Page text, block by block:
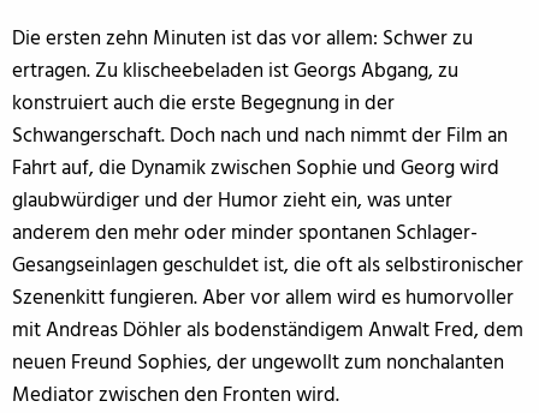
Die ersten zehn Minuten ist das vor allem: Schwer zu
ertragen. Zu klischeebeladen ist Georgs Abgang, zu
konstruiert auch die erste Begegnung in der
Schwangerschaft. Doch nach und nach nimmt der Film an
Fahrt auf, die Dynamik zwischen Sophie und Georg wird
glaubwürdiger und der Humor zieht ein, was unter
anderem den mehr oder minder spontanen Schlager-
Gesangseinlagen geschuldet ist, die oft als selbstironischer
Szenenkitt fungieren. Aber vor allem wird es humorvoller
mit Andreas Döhler als bodenständigem Anwalt Fred, dem
neuen Freund Sophies, der ungewollt zum nonchalanten
Mediator zwischen den Fronten wird.